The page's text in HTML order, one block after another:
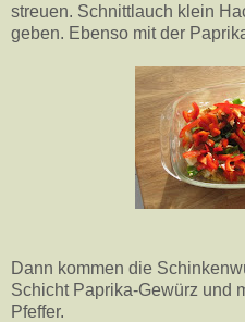
streuen. Schnittlauch klein
geben. Ebenso mit der
Dann kommen die
Schicht Paprika-Gewürz und
Pfeffer.